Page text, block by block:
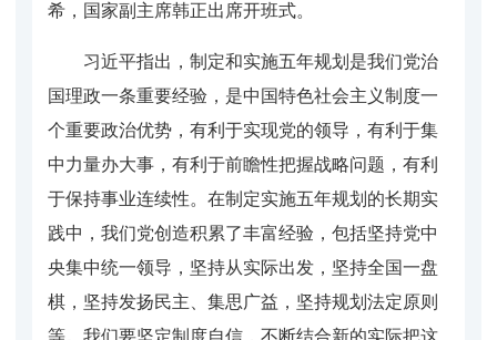
希，国家副主席韩正出席开班式。
习近平指出，制定和实施五年规划是我们党治
国理政一条重要经验，是中国特色社会主义制度一
个重要政治优势，有利于实现党的领导，有利于集
中力量办大事，有利于前瞻性把握战略问题，有利
于保持事业连续性。在制定实施五年规划的长期实
践中，我们党创造积累了丰富经验，包括坚持党中
央集中统一领导，坚持从实际出发，坚持全国一盘
棋，坚持发扬民主、集思广益，坚持规划法定原则
等。我们要坚定制度自信，不断结合新的实际把这